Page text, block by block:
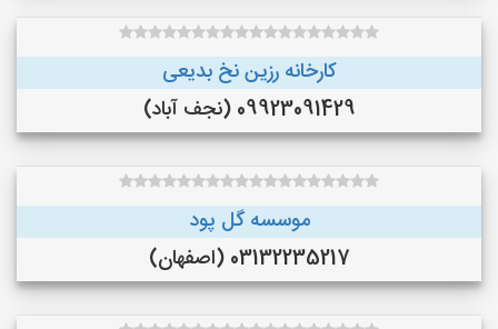
کارخانه رزین نخ بدیعی
09923091429 (نجف‌ آباد)
موسسه گل پود
03132235217 (اصفهان)